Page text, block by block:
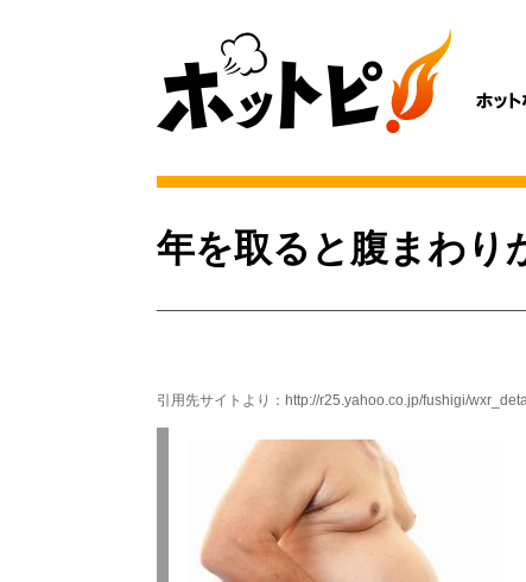
年を取ると腹まわり
引用先サイトより： http://r25.yahoo.co.jp/fushigi/